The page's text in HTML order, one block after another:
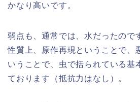
かなり高いです。
弱点も、通常では、水だったので
性質上、原作再現ということで、
いうことで、虫で括られている基
ております（抵抗力はなし）。